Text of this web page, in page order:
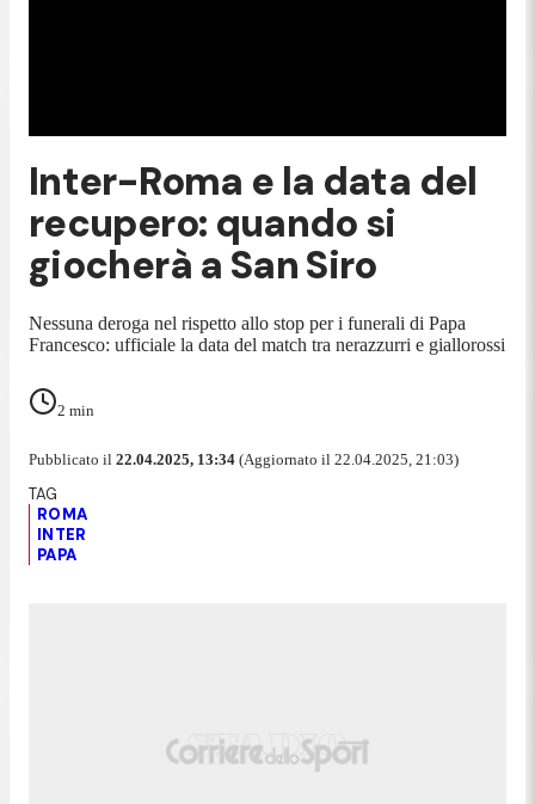
Inter-Roma e la data del
recupero: quando si
giocherà a San Siro
Nessuna deroga nel rispetto allo stop per i funerali di Papa
Francesco: ufficiale la data del match tra nerazzurri e giallorossi
2 min
Pubblicato il 22.04.2025, 13:34 (Aggiornato il 22.04.2025, 21:03)
ROMA
INTER
PAPA